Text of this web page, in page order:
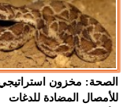
الصحة: مخزون
للأمصال المضادة للدغات